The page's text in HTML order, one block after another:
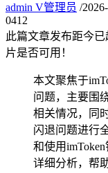
admin V管理员 /
0412
此篇文章发布距今已
片是否可用！
本文聚焦于
问题，主要围
相关情况，同
闪退问题进行
和使用
详细分析，帮